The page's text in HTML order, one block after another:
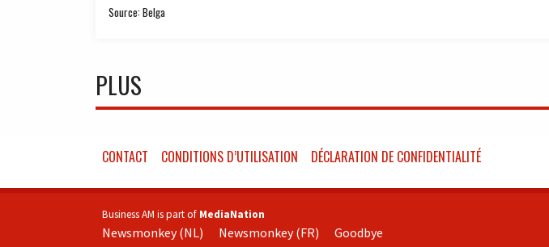
Source: Belga
PLUS
CONTACT CONDITIONS D’UTILISATION DÉCLARATION DE CONFIDENTIALITÉ
Business AM is part of MediaNation
Newsmonkey (NL) Newsmonkey (FR) Goodbye